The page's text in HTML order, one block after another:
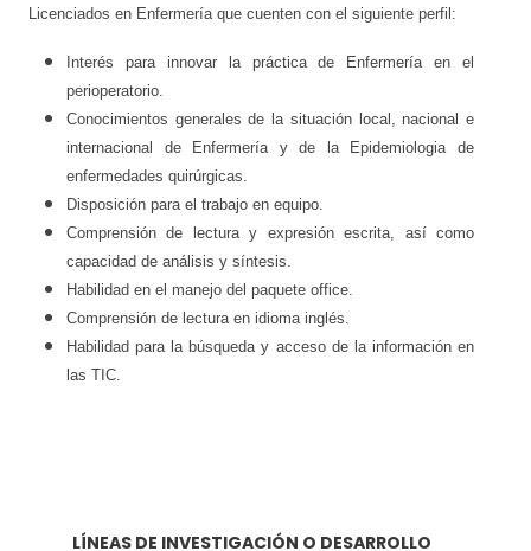
Licenciados en Enfermería que cuenten con el siguiente perfil:
Interés para innovar la práctica de Enfermería en el
perioperatorio.
Conocimientos generales de la situación local, nacional e
internacional de Enfermería y de la Epidemiologia de
enfermedades quirúrgicas.
Disposición para el trabajo en equipo.
Comprensión de lectura y expresión escrita, así como
capacidad de análisis y síntesis.
Habilidad en el manejo del paquete office.
Comprensión de lectura en idioma inglés.
Habilidad para la búsqueda y acceso de la información en
las TIC.
LÍNEAS DE INVESTIGACIÓN O DESARROLLO